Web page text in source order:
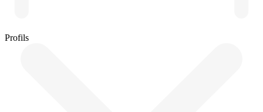
Profils